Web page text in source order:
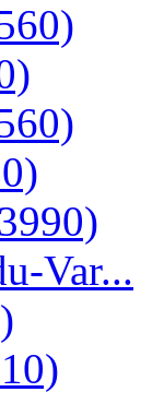
Var...